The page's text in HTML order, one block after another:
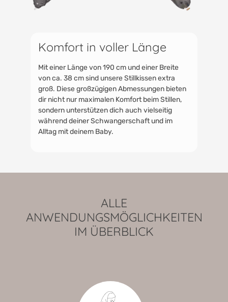
Komfort in voller Länge
Mit einer Länge von 190 cm und einer Breite
von ca. 38 cm sind unsere Stillkissen extra
groß. Diese großzügigen Abmessungen bieten
dir nicht nur maximalen Komfort beim Stillen,
sondern unterstützen dich auch vielseitig
während deiner Schwangerschaft und im
Alltag mit deinem Baby.
ALLE
ANWENDUNGSMÖGLICHKEITEN
IM ÜBERBLICK